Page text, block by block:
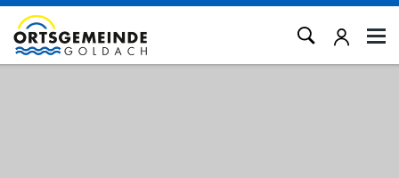
Kopfzeile